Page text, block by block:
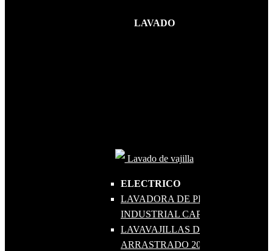
LAVADO
Lavado de vajilla
ELECTRICO
LAVADORA DE PLATOS
INDUSTRIAL CAPOTA
LAVAVAJILLAS DE CESTO
ARRASTRADO 200